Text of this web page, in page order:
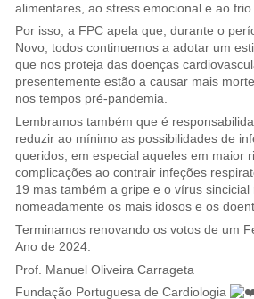
alimentares, ao stress emocional e ao frio.
Por isso, a FPC apela que, durante o
Novo, todos continuemos a adotar um
que nos proteja das doenças
presentemente estão a causar mais
nos tempos pré-pandemia.
Lembramos também que é
reduzir ao mínimo as possibilidades de
queridos, em especial aqueles em maior
complicações ao contrair infeções
19 mas também a gripe e o vírus sincicial
nomeadamente os mais idosos e os
Terminamos renovando os votos de um
Ano de 2024.
Prof. Manuel Oliveira Carrageta
Fundação Portuguesa de Cardiologia